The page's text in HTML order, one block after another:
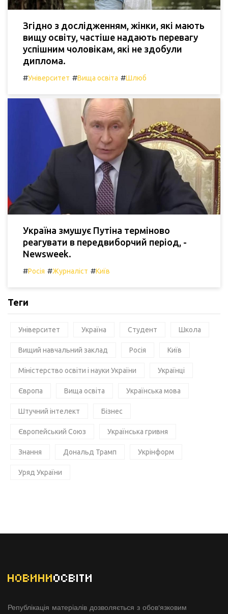
Згідно з дослідженням, жінки, які мають
вищу освіту, частіше надають перевагу
успішним чоловікам, які не здобули
диплома.
#Університет #Вища освіта #Шлюб
Україна змушує Путіна терміново
реагувати в передвиборчий період, -
Newsweek.
#Росія #Журналіст #Київ
Теги
Університет Україна Студент Школа
Вищий навчальний заклад Росія Київ
Міністерство освіти і науки України Українці
Європа Вища освіта Українська мова
Штучний інтелект Бізнес
Європейський Союз Українська гривня
Знання Дональд Трамп Укрінформ
Уряд України
НОВИНИОСВІТИ
Републікація матеріалів дозволяється з обов'язковим